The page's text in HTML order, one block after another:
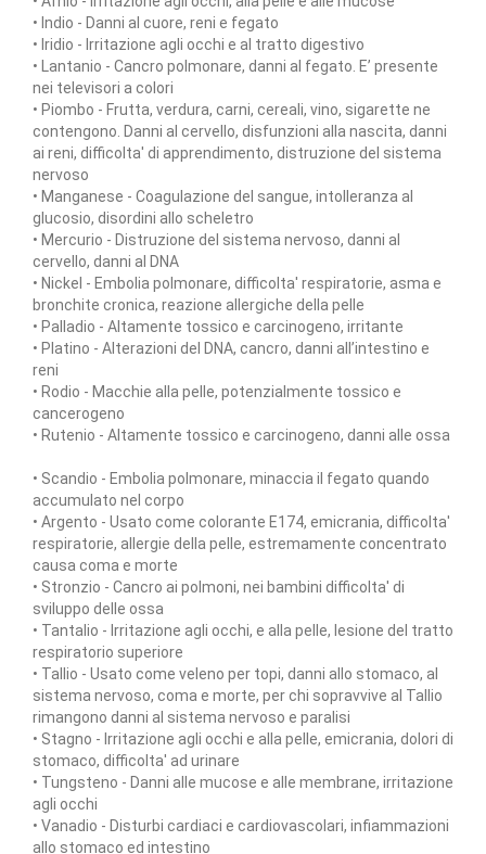
• Indio - Danni al cuore, reni e fegato
• Iridio - Irritazione agli occhi e al tratto digestivo
• Lantanio - Cancro polmonare, danni al fegato. E’ presente
nei televisori a colori
• Piombo - Frutta, verdura, carni, cereali, vino, sigarette ne
contengono. Danni al cervello, disfunzioni alla nascita, danni
ai reni, difficolta' di apprendimento, distruzione del sistema
nervoso
• Manganese - Coagulazione del sangue, intolleranza al
glucosio, disordini allo scheletro
• Mercurio - Distruzione del sistema nervoso, danni al
cervello, danni al DNA
• Nickel - Embolia polmonare, difficolta' respiratorie, asma e
bronchite cronica, reazione allergiche della pelle
• Palladio - Altamente tossico e carcinogeno, irritante
• Platino - Alterazioni del DNA, cancro, danni all’intestino e
reni
• Rodio - Macchie alla pelle, potenzialmente tossico e
cancerogeno
• Rutenio - Altamente tossico e carcinogeno, danni alle ossa
• Scandio - Embolia polmonare, minaccia il fegato quando
accumulato nel corpo
• Argento - Usato come colorante E174, emicrania, difficolta'
respiratorie, allergie della pelle, estremamente concentrato
causa coma e morte
• Stronzio - Cancro ai polmoni, nei bambini difficolta' di
sviluppo delle ossa
• Tantalio - Irritazione agli occhi, e alla pelle, lesione del tratto
respiratorio superiore
• Tallio - Usato come veleno per topi, danni allo stomaco, al
sistema nervoso, coma e morte, per chi sopravvive al Tallio
rimangono danni al sistema nervoso e paralisi
• Stagno - Irritazione agli occhi e alla pelle, emicrania, dolori di
stomaco, difficolta' ad urinare
• Tungsteno - Danni alle mucose e alle membrane, irritazione
agli occhi
• Vanadio - Disturbi cardiaci e cardiovascolari, infiammazioni
allo stomaco ed intestino